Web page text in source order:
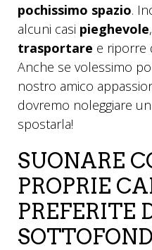
pochissimo spazio.
alcuni casi pieghevole
trasportare e riporre
Anche se volessimo
nostro amico
dovremo noleggiare
spostarla!
SUONARE
PROPRIE
PREFERITE